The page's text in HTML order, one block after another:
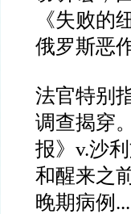
《失败的
俄罗斯恶
法官特别
调查揭穿
报》v.沙
和醒来之
晚期病例